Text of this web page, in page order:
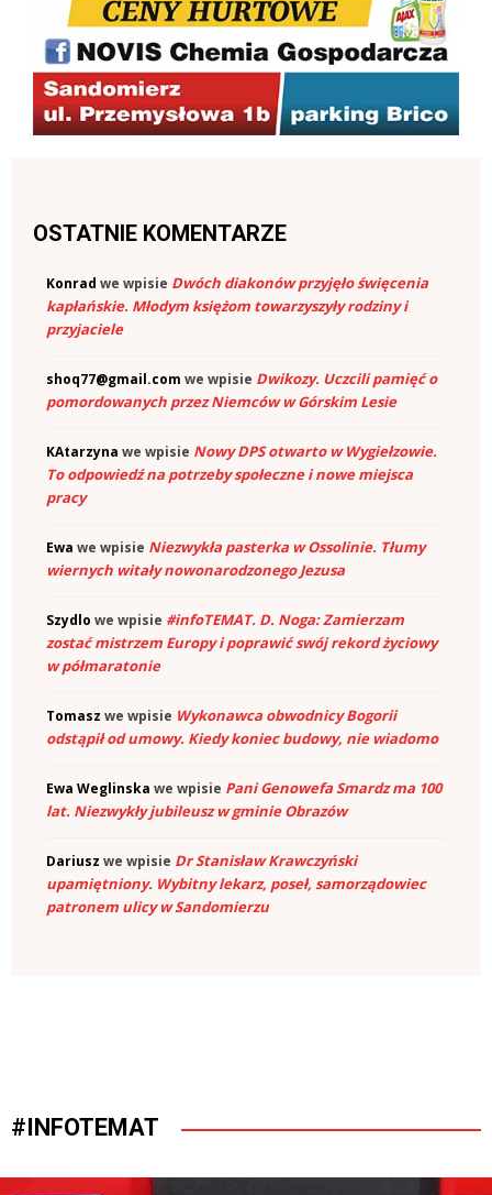
OSTATNIE KOMENTARZE
Konrad we wpisie Dwóch diakonów przyjęło święcenia
kapłańskie. Młodym księżom towarzyszyły rodziny i
przyjaciele
shoq77@gmail.com we wpisie Dwikozy. Uczcili pamięć o
pomordowanych przez Niemców w Górskim Lesie
KAtarzyna we wpisie Nowy DPS otwarto w Wygiełzowie.
To odpowiedź na potrzeby społeczne i nowe miejsca
pracy
Ewa we wpisie Niezwykła pasterka w Ossolinie. Tłumy
wiernych witały nowonarodzonego Jezusa
Szydlo we wpisie #infoTEMAT. D. Noga: Zamierzam
zostać mistrzem Europy i poprawić swój rekord życiowy
w półmaratonie
Tomasz we wpisie Wykonawca obwodnicy Bogorii
odstąpił od umowy. Kiedy koniec budowy, nie wiadomo
Ewa Weglinska we wpisie Pani Genowefa Smardz ma 100
lat. Niezwykły jubileusz w gminie Obrazów
Dariusz we wpisie Dr Stanisław Krawczyński
upamiętniony. Wybitny lekarz, poseł, samorządowiec
patronem ulicy w Sandomierzu
#INFOTEMAT